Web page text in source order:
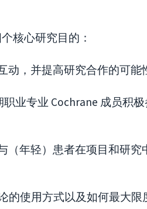
核心研究目的：
，并提高研究合作的可能
业专业 Cochrane 成员积
（年轻）患者在项目和研究
的使用方式以及如何最大限